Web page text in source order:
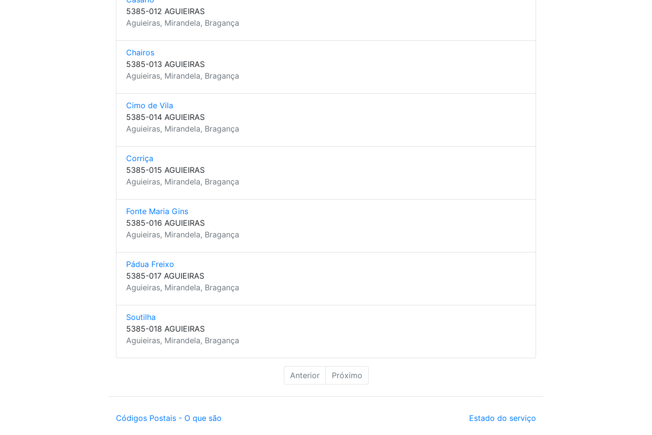
5385-012 AGUIEIRAS
Aguieiras, Mirandela, Bragança
Chairos
5385-013 AGUIEIRAS
Aguieiras, Mirandela, Bragança
Cimo de Vila
5385-014 AGUIEIRAS
Aguieiras, Mirandela, Bragança
Corriça
5385-015 AGUIEIRAS
Aguieiras, Mirandela, Bragança
Fonte Maria Gins
5385-016 AGUIEIRAS
Aguieiras, Mirandela, Bragança
Pádua Freixo
5385-017 AGUIEIRAS
Aguieiras, Mirandela, Bragança
Soutilha
5385-018 AGUIEIRAS
Aguieiras, Mirandela, Bragança
Anterior Próximo
Códigos Postais - O que são Estado do serviço